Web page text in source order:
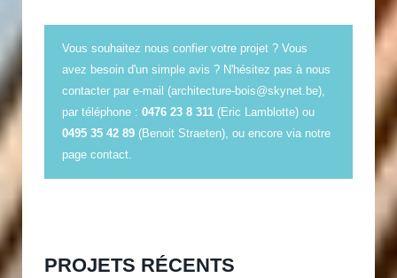
Vous souhaitez nous confier votre projet ? Vous
avez besoin d'un simple avis ? N'hésitez pas à nous
contacter par e-mail (architecture-bois@skynet.be),
par téléphone : 0476 23 8 311 (Eric Lamblotte) ou
0495 35 42 89 (Benoit Straeten), ou encore via notre
page contact.
PROJETS RÉCENTS